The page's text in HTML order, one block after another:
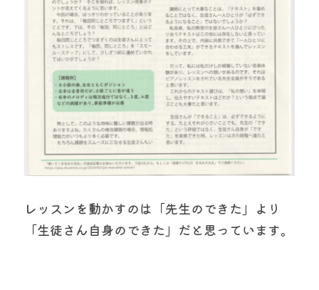
レッスンを動かすのは「先生のできた」より
「生徒さん自身のできた」だと思っています。